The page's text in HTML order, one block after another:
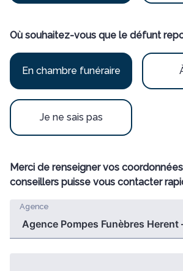
Où souhaitez-vous que le défunt
En chambre funéraire
Je ne sais pas
Merci de renseigner vos coordonnées
conseillers puisse vous contacter
Agence